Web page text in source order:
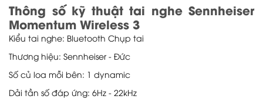
Thông số kỹ thuật tai nghe Sennheiser
Momentum Wireless 3
Kiểu tai nghe: Bluetooth Chụp tai
Thương hiệu: Sennheiser - Đức
Số củ loa mỗi bên: 1 dynamic
Dải tần số đáp ứng: 6Hz - 22kHz